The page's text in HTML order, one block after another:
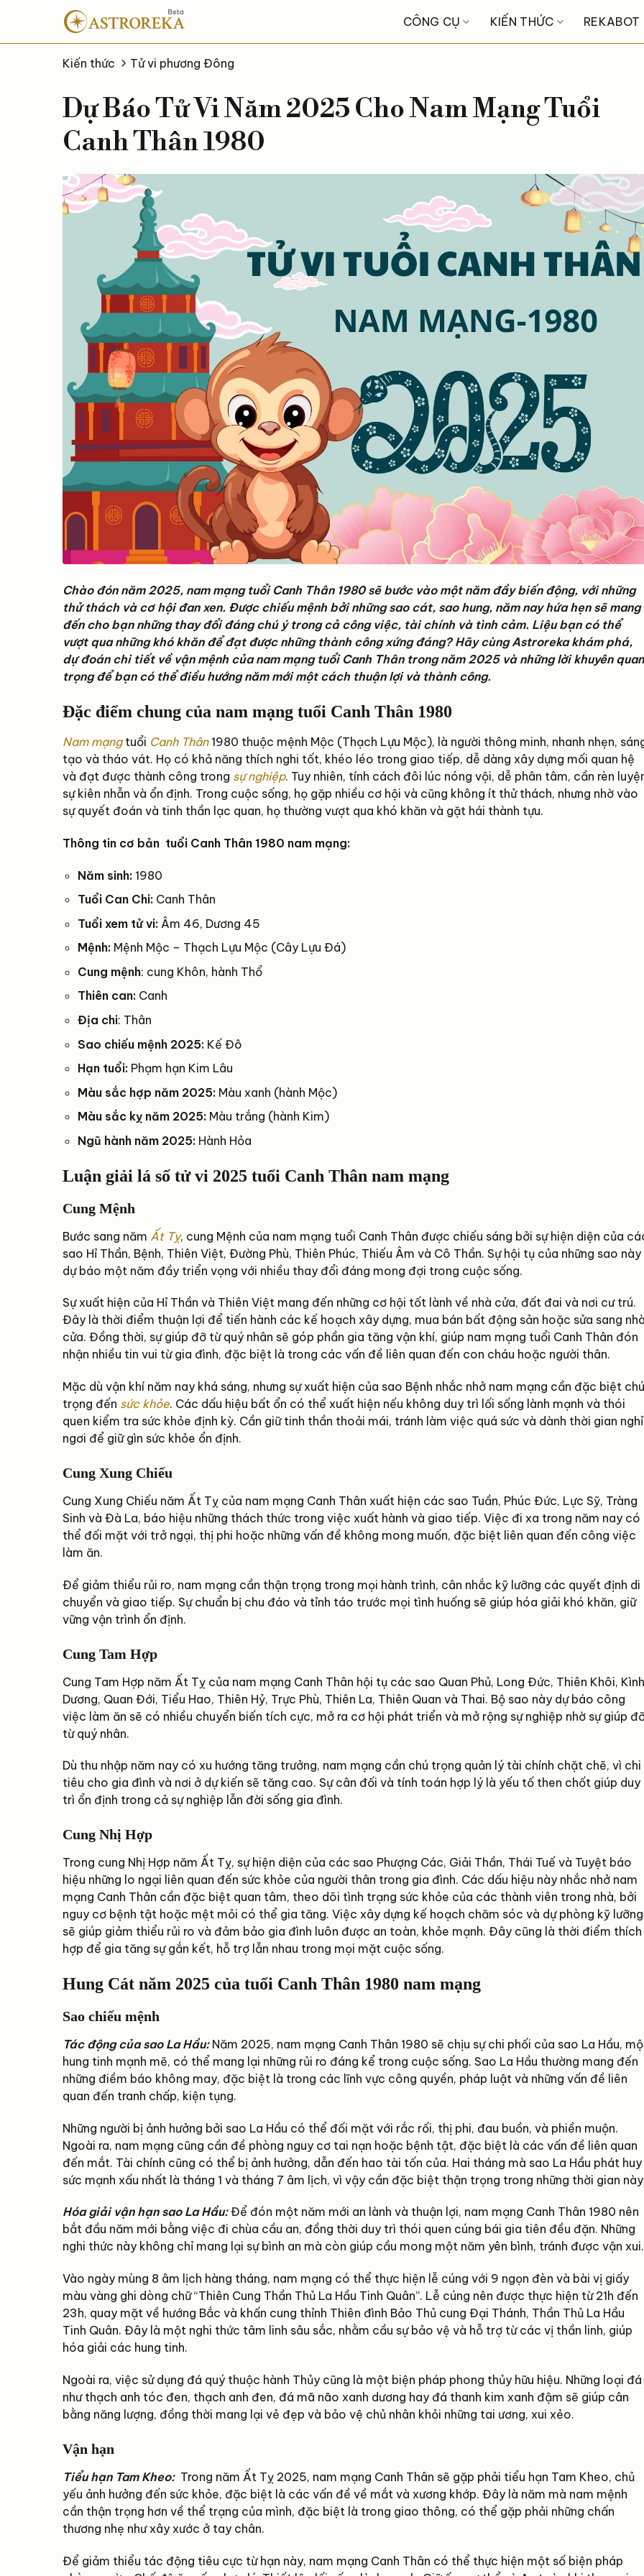
nội
CÔNG CỤ KIẾN THỨC REKABOT
Kiến thức Tử vi phương Đông
Dự Báo Tử Vi Năm 2025 Cho Nam Mạng Tuổi
Canh Thân 1980
Chào đón năm 2025, nam mạng tuổi Canh Thân 1980 sẽ bước vào một năm đầy biến động, với những
thử thách và cơ hội đan xen. Được chiếu mệnh bởi những sao cát, sao hung, năm nay hứa hẹn sẽ mang
đến cho bạn những thay đổi đáng chú ý trong cả công việc, tài chính và tình cảm. Liệu bạn có thể
vượt qua những khó khăn để đạt được những thành công xứng đáng? Hãy cùng Astroreka khám phá,
dự đoán chi tiết về vận mệnh của nam mạng tuổi Canh Thân trong năm 2025 và những lời khuyên quan
trọng để bạn có thể điều hướng năm mới một cách thuận lợi và thành công.
Đặc điểm chung của nam mạng tuổi Canh Thân 1980
Nam mạngtuổi Canh Thân1980 thuộc mệnh Mộc (Thạch Lựu Mộc), là người thông minh, nhanh nhẹn,
tạo và tháo vát. Họ có khả năng thích nghi tốt, khéo léo trong giao tiếp, dễ dàng xây dựng mối quan hệ
và đạt được thành công trong sự nghiệp. Tuy nhiên, tính cách đôi lúc nóng vội, dễ phân tâm, cần rèn
sự kiên nhẫn và ổn định. Trong cuộc sống, họ gặp nhiều cơ hội và cũng không ít thử thách, nhưng nhờ vào
sự quyết đoán và tinh thần lạc quan, họ thường vượt qua khó khăn và gặt hái thành tựu.
Thông tin cơ bản tuổi Canh Thân 1980 nam mạng:
Năm sinh:1980
Tuổi Can Chi:Canh Thân
Tuổi xem tử vi:Âm 46, Dương 45
Mệnh:Mệnh Mộc – Thạch Lựu Mộc (Cây Lựu Đá)
Cung mệnh: cung Khôn, hành Thổ
Thiên can:Canh
Địa chi: Thân
Sao chiếu mệnh 2025:Kế Đô
Hạn tuổi:Phạm hạn Kim Lâu
Màu sắc hợp năm 2025:Màu xanh (hành Mộc)
Màu sắc kỵ năm 2025:Màu trắng (hành Kim)
Ngũ hành năm 2025:Hành Hỏa
Luận giải lá số tử vi 2025 tuổi Canh Thân nam mạng
Cung Mệnh
Bước sang năm Ất Tỵ, cung Mệnh của nam mạng tuổi Canh Thân được chiếu sáng bởi sự hiện diện của
sao Hỉ Thần, Bệnh, Thiên Việt, Đường Phù, Thiên Phúc, Thiếu Âm và Cô Thần. Sự hội tụ của những sao này
dự báo một năm đầy triển vọng với nhiều thay đổi đáng mong đợi trong cuộc sống.
Sự xuất hiện của Hỉ Thần và Thiên Việt mang đến những cơ hội tốt lành về nhà cửa, đất đai và nơi cư trú.
Đây là thời điểm thuận lợi để tiến hành các kế hoạch xây dựng, mua bán bất động sản hoặc sửa sang
cửa. Đồng thời, sự giúp đỡ từ quý nhân sẽ góp phần gia tăng vận khí, giúp nam mạng tuổi Canh Thân đón
nhận nhiều tin vui từ gia đình, đặc biệt là trong các vấn đề liên quan đến con cháu hoặc người thân.
Mặc dù vận khí năm nay khá sáng, nhưng sự xuất hiện của sao Bệnh nhắc nhở nam mạng cần đặc biệt chú
trọng đến sức khỏe. Các dấu hiệu bất ổn có thể xuất hiện nếu không duy trì lối sống lành mạnh và thói
quen kiểm tra sức khỏe định kỳ. Cần giữ tinh thần thoải mái, tránh làm việc quá sức và dành thời gian nghỉ
ngơi để giữ gìn sức khỏe ổn định.
Cung Xung Chiếu
Cung Xung Chiếu năm Ất Tỵ của nam mạng Canh Thân xuất hiện các sao Tuần, Phúc Đức, Lực Sỹ, Tràng
Sinh và Đà La, báo hiệu những thách thức trong việc xuất hành và giao tiếp. Việc đi xa trong năm nay có
thể đối mặt với trở ngại, thị phi hoặc những vấn đề không mong muốn, đặc biệt liên quan đến công việc
làm ăn.
Để giảm thiểu rủi ro, nam mạng cần thận trọng trong mọi hành trình, cân nhắc kỹ lưỡng các quyết định di
chuyển và giao tiếp. Sự chuẩn bị chu đáo và tỉnh táo trước mọi tình huống sẽ giúp hóa giải khó khăn, giữ
vững vận trình ổn định.
Cung Tam Hợp
Cung Tam Hợp năm Ất Tỵ của nam mạng Canh Thân hội tụ các sao Quan Phủ, Long Đức, Thiên Khôi, Kình
Dương, Quan Đới, Tiểu Hao, Thiên Hỷ, Trực Phù, Thiên La, Thiên Quan và Thai. Bộ sao này dự báo công
việc làm ăn sẽ có nhiều chuyển biến tích cực, mở ra cơ hội phát triển và mở rộng sự nghiệp nhờ sự giúp
từ quý nhân.
Dù thu nhập năm nay có xu hướng tăng trưởng, nam mạng cần chú trọng quản lý tài chính chặt chẽ, vì chi
tiêu cho gia đình và nơi ở dự kiến sẽ tăng cao. Sự cân đối và tính toán hợp lý là yếu tố then chốt giúp duy
trì ổn định trong cả sự nghiệp lẫn đời sống gia đình.
Cung Nhị Hợp
Trong cung Nhị Hợp năm Ất Tỵ, sự hiện diện của các sao Phượng Các, Giải Thần, Thái Tuế và Tuyệt báo
hiệu những lo ngại liên quan đến sức khỏe của người thân trong gia đình. Các dấu hiệu này nhắc nhở nam
mạng Canh Thân cần đặc biệt quan tâm, theo dõi tình trạng sức khỏe của các thành viên trong nhà, bởi
nguy cơ bệnh tật hoặc mệt mỏi có thể gia tăng. Việc xây dựng kế hoạch chăm sóc và dự phòng kỹ lưỡng
sẽ giúp giảm thiểu rủi ro và đảm bảo gia đình luôn được an toàn, khỏe mạnh. Đây cũng là thời điểm thích
hợp để gia tăng sự gắn kết, hỗ trợ lẫn nhau trong mọi mặt cuộc sống.
Hung Cát năm 2025 của tuổi Canh Thân 1980 nam mạng
Sao chiếu mệnh
Tác động của sao La Hầu:Năm 2025, nam mạng Canh Thân 1980 sẽ chịu sự chi phối của sao La Hầu,
hung tinh mạnh mẽ, có thể mang lại những rủi ro đáng kể trong cuộc sống. Sao La Hầu thường mang đến
những điềm báo không may, đặc biệt là trong các lĩnh vực công quyền, pháp luật và những vấn đề liên
quan đến tranh chấp, kiện tụng.
Những người bị ảnh hưởng bởi sao La Hầu có thể đối mặt với rắc rối, thị phi, đau buồn, và phiền muộn.
Ngoài ra, nam mạng cũng cần đề phòng nguy cơ tai nạn hoặc bệnh tật, đặc biệt là các vấn đề liên quan
đến mắt. Tài chính cũng có thể bị ảnh hưởng, dẫn đến hao tài tốn của. Hai tháng mà sao La Hầu phát huy
sức mạnh xấu nhất là tháng 1 và tháng 7 âm lịch, vì vậy cần đặc biệt thận trọng trong những thời gian
Hóa giải vận hạn sao La Hầu:Để đón một năm mới an lành và thuận lợi, nam mạng Canh Thân 1980 nên
bắt đầu năm mới bằng việc đi chùa cầu an, đồng thời duy trì thói quen cúng bái gia tiên đều đặn. Những
nghi thức này không chỉ mang lại sự bình an mà còn giúp cầu mong một năm yên bình, tránh được vận xui.
Vào ngày mùng 8 âm lịch hàng tháng, nam mạng có thể thực hiện lễ cúng với 9 ngọn đèn và bài vị giấy
màu vàng ghi dòng chữ “Thiên Cung Thần Thủ La Hầu Tinh Quân”. Lễ cúng nên được thực hiện từ 21h đến
23h, quay mặt về hướng Bắc và khấn cung thỉnh Thiên đình Bảo Thủ cung Đại Thánh, Thần Thủ La Hầu
Tinh Quân. Đây là một nghi thức tâm linh sâu sắc, nhằm cầu sự bảo vệ và hỗ trợ từ các vị thần linh, giúp
hóa giải các hung tinh.
Ngoài ra, việc sử dụng đá quý thuộc hành Thủy cũng là một biện pháp phong thủy hữu hiệu. Những loại đá
như thạch anh tóc đen, thạch anh đen, đá mã não xanh dương hay đá thanh kim xanh đậm sẽ giúp cân
bằng năng lượng, đồng thời mang lại vẻ đẹp và bảo vệ chủ nhân khỏi những tai ương, xui xẻo.
Vận hạn
Tiểu hạn Tam Kheo: Trong năm Ất Tỵ 2025, nam mạng Canh Thân sẽ gặp phải tiểu hạn Tam Kheo, chủ
yếu ảnh hưởng đến sức khỏe, đặc biệt là các vấn đề về mắt và xương khớp. Đây là năm mà nam mệnh
cần thận trọng hơn về thể trạng của mình, đặc biệt là trong giao thông, có thể gặp phải những chấn
thương nhẹ như xây xước ở tay chân.
Để giảm thiểu tác động tiêu cực từ hạn này, nam mạng Canh Thân có thể thực hiện một số biện pháp